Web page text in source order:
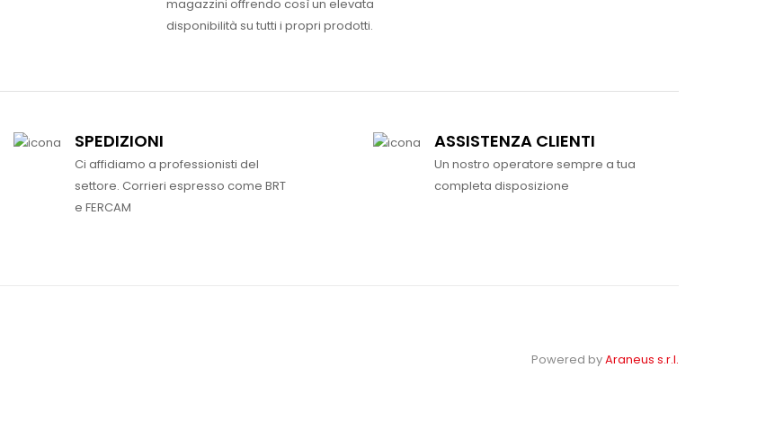
magazzini offrendo così un elevata
disponibilità su tutti i propri prodotti.
SPEDIZIONI
Ci affidiamo a professionisti del
settore. Corrieri espresso come BRT
e FERCAM
ASSISTENZA CLIENTI
Un nostro operatore sempre a tua
completa disposizione
Powered byAraneus s.r.l.